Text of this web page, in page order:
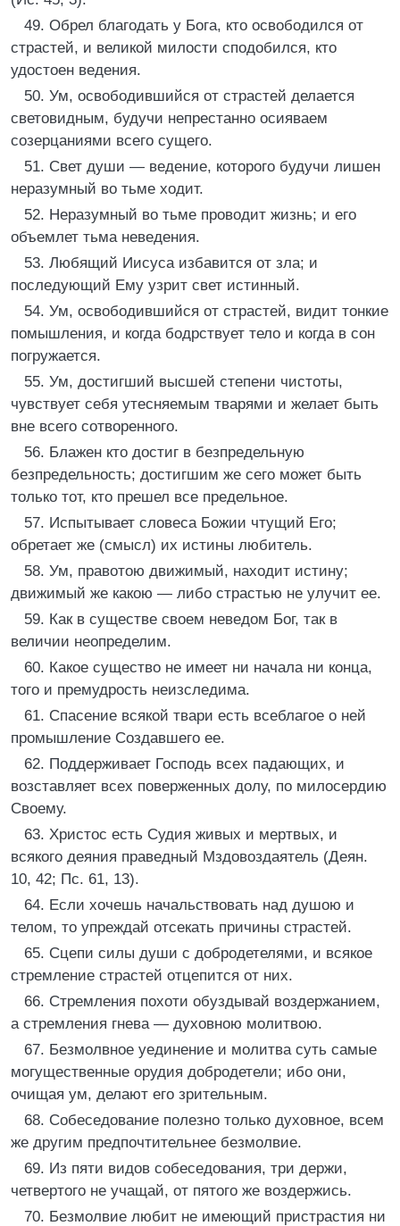
49. Обрел благодать у Бога, кто освободился от
страстей, и великой милости сподобился, кто
удостоен ведения.
50. Ум, освободившийся от страстей делается
световидным, будучи непрестанно осияваем
созерцаниями всего сущего.
51. Свет души — ведение, которого будучи лишен
неразумный во тьме ходит.
52. Неразумный во тьме проводит жизнь; и его
объемлет тьма неведения.
53. Любящий Иисуса избавится от зла; и
последующий Ему узрит свет истинный.
54. Ум, освободившийся от страстей, видит тонкие
помышления, и когда бодрствует тело и когда в сон
погружается.
55. Ум, достигший высшей степени чистоты,
чувствует себя утесняемым тварями и желает быть
вне всего сотворенного.
56. Блажен кто достиг в безпредельную
безпредельность; достигшим же сего может быть
только тот, кто прешел все предельное.
57. Испытывает словеса Божии чтущий Его;
обретает же (смысл) их истины любитель.
58. Ум, правотою движимый, находит истину;
движимый же какою — либо страстью не улучит ее.
59. Как в существе своем неведом Бог, так в
величии неопределим.
60. Какое существо не имеет ни начала ни конца,
того и премудрость неизследима.
61. Спасение всякой твари есть всеблагое о ней
промышление Создавшего ее.
62. Поддерживает Господь всех падающих, и
возставляет всех поверженных долу, по милосердию
Своему.
63. Христос есть Судия живых и мертвых, и
всякого деяния праведный Мздовоздаятель (Деян.
10, 42; Пс. 61, 13).
64. Если хочешь начальствовать над душою и
телом, то упреждай отсекать причины страстей.
65. Сцепи силы души с добродетелями, и всякое
стремление страстей отцепится от них.
66. Стремления похоти обуздывай воздержанием,
а стремления гнева — духовною молитвою.
67. Безмолвное уединение и молитва суть самые
могущественные орудия добродетели; ибо они,
очищая ум, делают его зрительным.
68. Собеседование полезно только духовное, всем
же другим предпочтительнее безмолвие.
69. Из пяти видов собеседования, три держи,
четвертого не учащай, от пятого же воздержись.
70. Безмолвие любит не имеющий пристрастия ни